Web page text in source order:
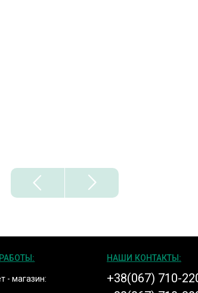
- магазин:
НАШИ КОНТАКТЫ:
+38(067) 710-